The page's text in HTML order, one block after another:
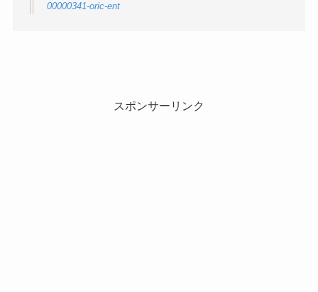
00000341-oric-ent
スポンサーリンク